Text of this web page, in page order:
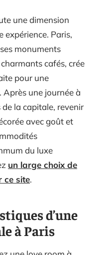
une dimension
expérience. Paris,
monuments
cafés, crée
pour une
une journée à
la capitale, revenir
avec goût et
du luxe
un large choix de
ce site.
d’une
à Paris